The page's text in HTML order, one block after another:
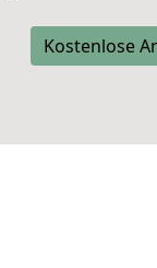
Kostenlose